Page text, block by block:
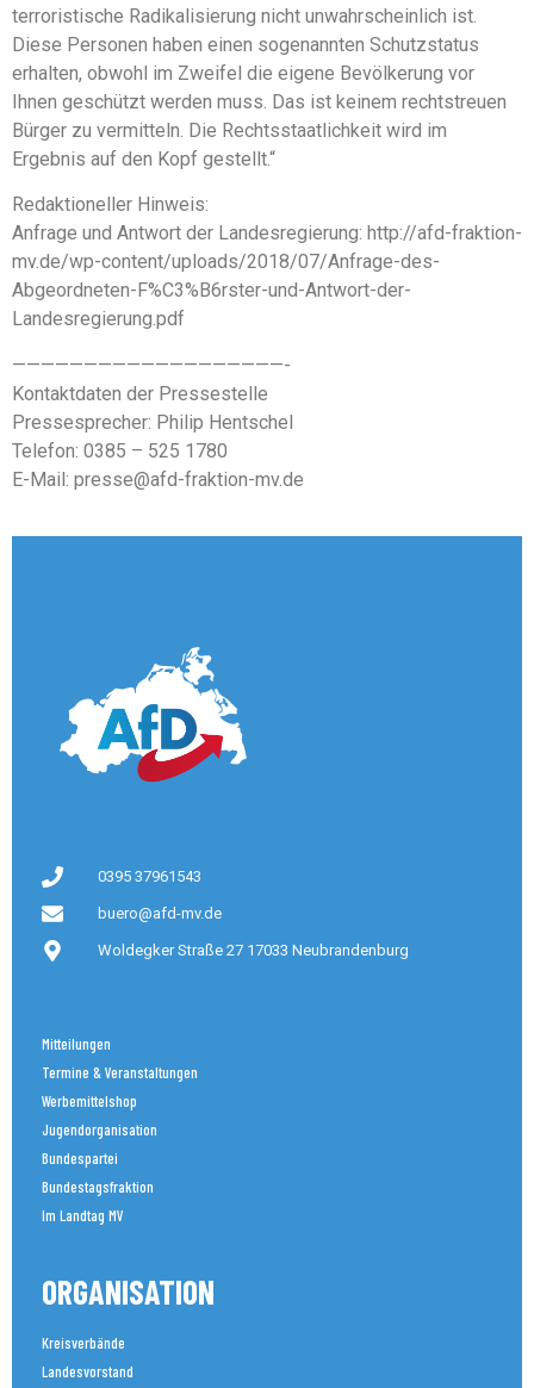
terroristische Radikalisierung nicht unwahrscheinlich ist.
Diese Personen haben einen sogenannten Schutzstatus
erhalten, obwohl im Zweifel die eigene Bevölkerung vor
Ihnen geschützt werden muss. Das ist keinem rechtstreuen
Bürger zu vermitteln. Die Rechtsstaatlichkeit wird im
Ergebnis auf den Kopf gestellt.“
Redaktioneller Hinweis:
Anfrage und Antwort der Landesregierung: http://afd-fraktion-
mv.de/wp-content/uploads/2018/07/Anfrage-des-
Abgeordneten-F%C3%B6rster-und-Antwort-der-
Landesregierung.pdf
———————————————————-
Kontaktdaten der Pressestelle
Pressesprecher: Philip Hentschel
Telefon: 0385 – 525 1780
E-Mail: presse@afd-fraktion-mv.de
0395 37961543
buero@afd-mv.de
Woldegker Straße 27 17033 Neubrandenburg
Mitteilungen
Termine & Veranstaltungen
Werbemittelshop
Jugendorganisation
Bundespartei
Bundestagsfraktion
Im Landtag MV
ORGANISATION
Kreisverbände
Landesvorstand